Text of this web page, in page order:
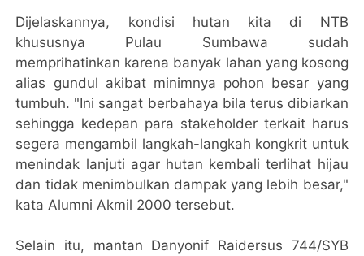
Dijelaskannya, kondisi hutan kita di NTB
khususnya Pulau Sumbawa sudah
memprihatinkan karena banyak lahan yang kosong
alias gundul akibat minimnya pohon besar yang
tumbuh. "Ini sangat berbahaya bila terus dibiarkan
sehingga kedepan para stakeholder terkait harus
segera mengambil langkah-langkah kongkrit untuk
menindak lanjuti agar hutan kembali terlihat hijau
dan tidak menimbulkan dampak yang lebih besar,"
kata Alumni Akmil 2000 tersebut.
Selain itu, mantan Danyonif Raidersus 744/SYB